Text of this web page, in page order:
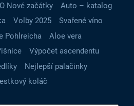
Nové začátky
Auto – katalog
Volby 2025
Svařené víno
Pohlreicha
Aloe vera
Výpočet ascendentu
Nejlepší palačinky
koláč